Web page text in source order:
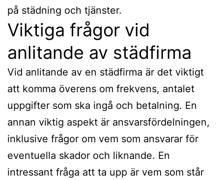
på städning och tjänster.
Viktiga frågor vid
anlitande av städfirma
Vid anlitande av en städfirma är det viktigt
att komma överens om frekvens, antalet
uppgifter som ska ingå och betalning. En
annan viktig aspekt är ansvarsfördelningen,
inklusive frågor om vem som ansvarar för
eventuella skador och liknande. En
intressant fråga att ta upp är vem som står